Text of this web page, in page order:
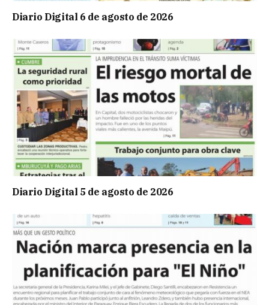
Diario Digital 6 de agosto de 2026
Diario Digital 5 de agosto de 2026